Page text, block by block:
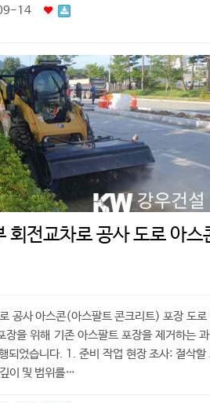
14
회전교차로 공사 도로 아스
공사 아스콘(아스팔트 콘크리트) 포장 도로
장을 위해 기존 아스팔트 포장을 제거하는
되었습니다. 1. 준비 작업 현장 조사: 절삭할
이 및 범위를…